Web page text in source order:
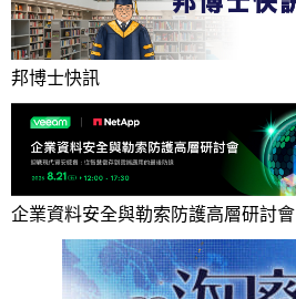
邦博士快訊
企業資料安全與勒索防護高層研討會